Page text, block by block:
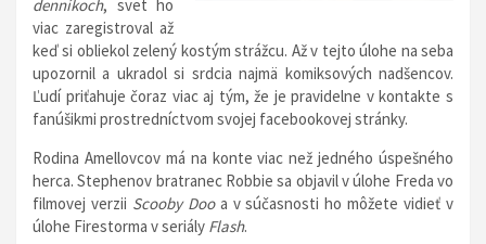
denníkoch, svet ho
viac zaregistroval až
keď si obliekol zelený kostým strážcu. Až v tejto úlohe na seba
upozornil a ukradol si srdcia najmä komiksových nadšencov.
Ľudí priťahuje čoraz viac aj tým, že je pravidelne v kontakte s
fanúšikmi prostredníctvom svojej facebookovej stránky.
Rodina Amellovcov má na konte viac než jedného úspešného
herca. Stephenov bratranec Robbie sa objavil v úlohe Freda vo
filmovej verzii Scooby Doo a v súčasnosti ho môžete vidieť v
úlohe Firestorma v seriály Flash.